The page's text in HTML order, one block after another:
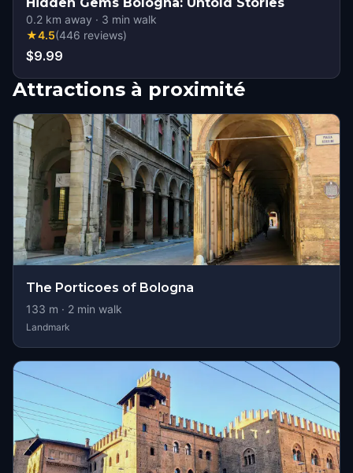
0.2 km away · 3 min walk
★4.5(446 reviews)
$9.99
Attractions à proximité
The Porticoes of Bologna
133 m · 2 min walk
Landmark